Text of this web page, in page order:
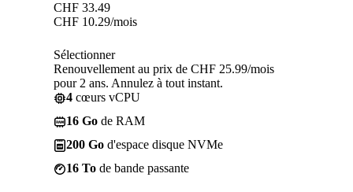
CHF 33.49
CHF 10.29/mois
Sélectionner
Renouvellement au prix de CHF 25.99/mois
pour 2 ans. Annulez à tout instant.
4 cœurs vCPU
16 Go de RAM
200 Go d'espace disque NVMe
16 To de bande passante